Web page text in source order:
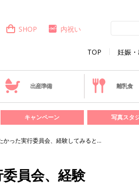
TOP 妊娠
SHOP 内祝い
出産準備 離乳食
キャンペーン 写真スタ
かった実行委員会、経験してみると…
員会、経験